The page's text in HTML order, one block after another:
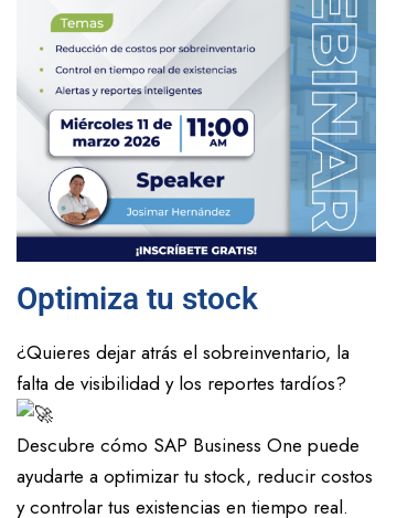
Optimiza tu stock
¿Quieres dejar atrás el sobreinventario, la
falta de visibilidad y los reportes tardíos?
Descubre cómo SAP Business One puede
ayudarte a optimizar tu stock, reducir costos
y controlar tus existencias en tiempo real.